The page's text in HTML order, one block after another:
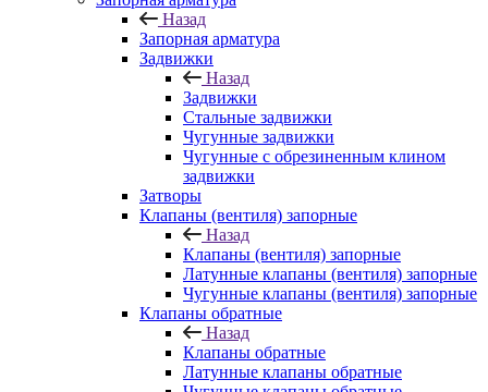
Назад
Запорная арматура
Задвижки
Назад
Задвижки
Стальные задвижки
Чугунные задвижки
Чугунные с обрезиненным клином
задвижки
Затворы
Клапаны (вентиля) запорные
Назад
Клапаны (вентиля) запорные
Латунные клапаны (вентиля) запорные
Чугунные клапаны (вентиля) запорные
Клапаны обратные
Назад
Клапаны обратные
Латунные клапаны обратные